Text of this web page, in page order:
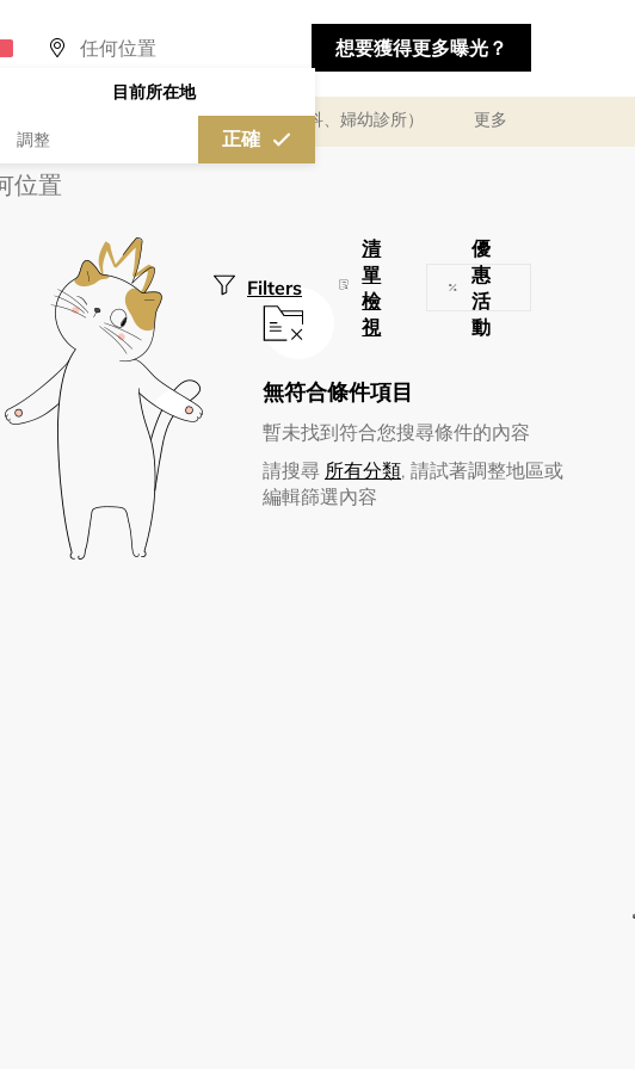
目前所在地
調整 正確
想要獲得更多曝光？
醫療診所（婦產科、婦幼診所） 更多
Filters
清
單
檢
視
優
惠
活
動
清除篩選
無符合條件項目
暫未找到符合您搜尋條件的內容
請搜尋 所有分類, 請試著調整地區或
編輯篩選內容